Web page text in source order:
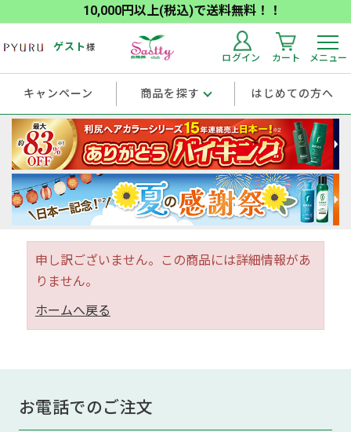
10,000円以上(税込)で送料無料！！
ゲスト様
ログイン カート メニュー
キャンペーン 商品を探す はじめての方へ
申し訳ございません。この商品には詳細情報があ
りません。
ホームへ戻る
お電話でのご注文